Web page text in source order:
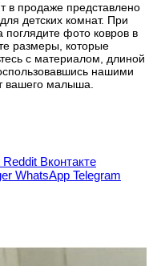
в продаже представлено
детских комнат. При
фото ковров в
размеры, которые
с материалом, длиной
нашими
вашего малыша.
Reddit Вконтакте
WhatsApp Telegram